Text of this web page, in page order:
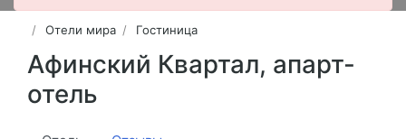
Отели мира Гостиница
Афинский Квартал, апарт-
отель